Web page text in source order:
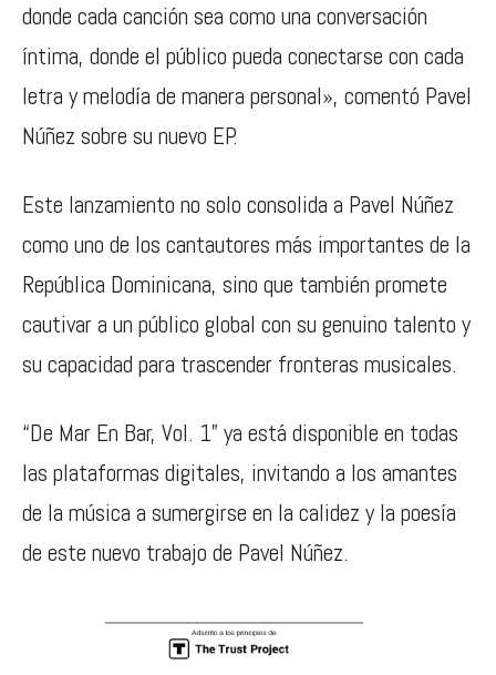
donde cada canción sea como una conversación
íntima, donde el público pueda conectarse con cada
letra y melodía de manera personal», comentó Pavel
Núñez sobre su nuevo EP.
Este lanzamiento no solo consolida a Pavel Núñez
como uno de los cantautores más importantes de la
República Dominicana, sino que también promete
cautivar a un público global con su genuino talento y
su capacidad para trascender fronteras musicales.
“De Mar En Bar, Vol. 1” ya está disponible en todas
las plataformas digitales, invitando a los amantes
de la música a sumergirse en la calidez y la poesía
de este nuevo trabajo de Pavel Núñez.